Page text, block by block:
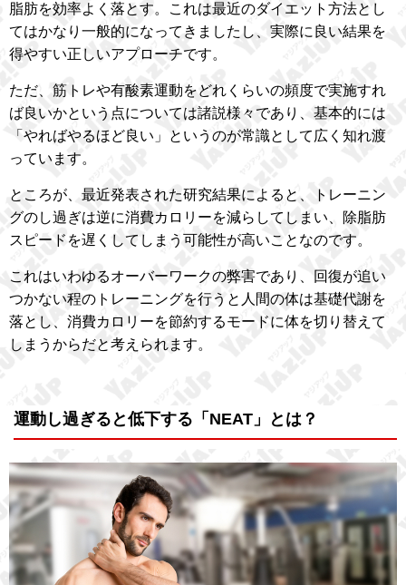
脂肪を効率よく落とす。これは最近のダイエット方法とし
てはかなり一般的になってきましたし、実際に良い結果を
得やすい正しいアプローチです。
ただ、筋トレや有酸素運動をどれくらいの頻度で実施すれ
ば良いかという点については諸説様々であり、基本的には
「やればやるほど良い」というのが常識として広く知れ渡
っています。
ところが、最近発表された研究結果によると、トレーニン
グのし過ぎは逆に消費カロリーを減らしてしまい、除脂肪
スピードを遅くしてしまう可能性が高いことなのです。
これはいわゆるオーバーワークの弊害であり、回復が追い
つかない程のトレーニングを行うと人間の体は基礎代謝を
落とし、消費カロリーを節約するモードに体を切り替えて
しまうからだと考えられます。
運動し過ぎると低下する「NEAT」とは？